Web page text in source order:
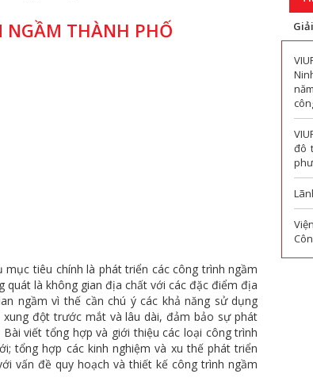
NGẦM THÀNH PHỐ
tiêu chính là phát triển các công trình ngầm
quát là không gian địa chất với các đặc điểm địa
ngầm vì thế cần chú ý các khả năng sử dụng
đột trước mắt và lâu dài, đảm bảo sự phát
viết tổng hợp và giới thiệu các loại công trình
tổng hợp các kinh nghiệm và xu thế phát triển
vấn đề quy hoạch và thiết kế công trình ngầm
đô